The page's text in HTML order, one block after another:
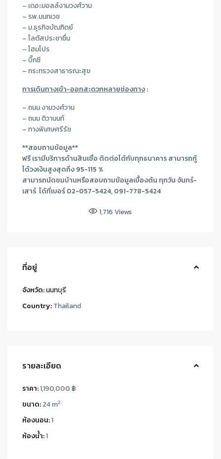
– เดอะมอลล์งามวงศ์วาน
– รพ.นนทเวช
– ม.ธุรกิจบัณฑิตย์
– โลตัสประชาชื่น
– โฮมโปร
– บิ๊กซี
– กระทรวงสาธารณะสุข
การเดินทางเข้า-ออกสะดวกหลายช่องทาง:
– ถนน งามวงศ์วาน
– ถนน ติวานนท์
– ทางพิเศษศรีรัช
**สอบถามข้อมูล**
ฟรี เรามีบริการด้านสินเชื่อ ติดต่อได้กับทุกธนาคาร สามารถกู้
ได้วงเงินสูงสุดถึง 95-115 %
สามารถนัดชมบ้านหรือสอบถามข้อมูลเบื้องต้น ทุกวัน จันทร์-
เสาร์ ได้ที่เบอร์ 02-057-5424, 091-778-5424
1,716Views
ที่อยู่
จังหวัด:นนทบุรี
Country:Thailand
รายละเอียด
ราคา:1,190,000 ฿
ขนาด:24 m2
ห้องนอน:1
ห้องน้ำ:1